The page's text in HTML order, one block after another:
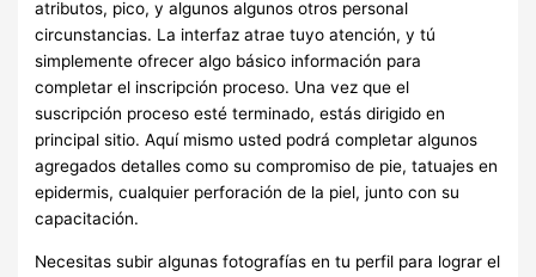
atributos, pico, y algunos algunos otros personal
circunstancias. La interfaz atrae tuyo atención, y tú
simplemente ofrecer algo básico información para
completar el inscripción proceso. Una vez que el
suscripción proceso esté terminado, estás dirigido en
principal sitio. Aquí mismo usted podrá completar algunos
agregados detalles como su compromiso de pie, tatuajes en
epidermis, cualquier perforación de la piel, junto con su
capacitación.
Necesitas subir algunas fotografías en tu perfil para lograr el